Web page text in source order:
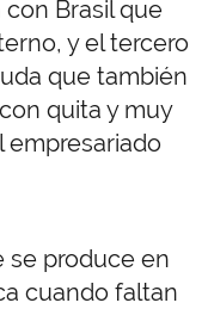
Brasil que
y el tercero
que también
quita y muy
empresariado
se produce en
cuando faltan